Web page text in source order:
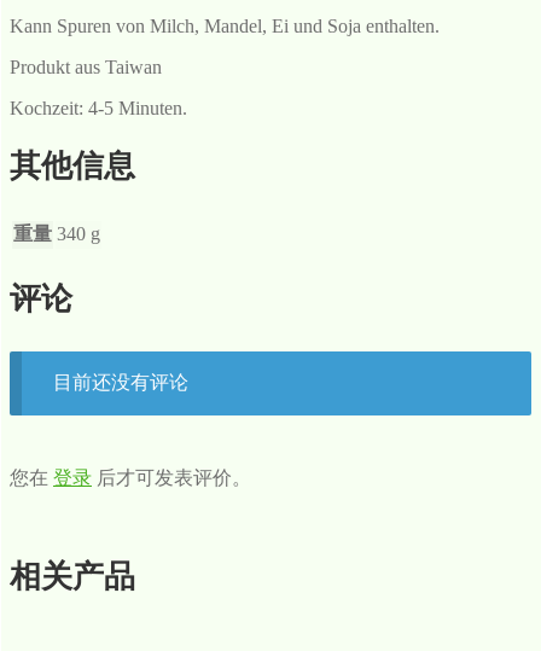
Kann Spuren von Milch, Mandel, Ei und Soja enthalten.
Produkt aus Taiwan
Kochzeit: 4-5 Minuten.
其他信息
重量 340 g
评论
目前还没有评论
您在 登录 后才可发表评价。
相关产品